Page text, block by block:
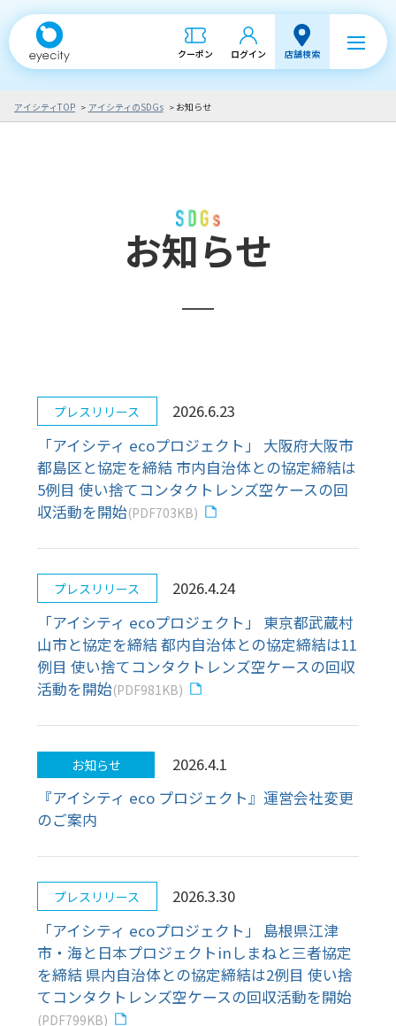
クーポン ログイン 店舗検索
アイシティTOP アイシティのSDGs お知らせ
プレスリリース
2026.4.24
「アイシティ ecoプロジェクト」 東京都武蔵村
山市と協定を締結 都内自治体との協定締結は11
例目 使い捨てコンタクトレンズ空ケースの回収
活動を開始(PDF981KB)
お知らせ 2026.4.1
のご案内
プレスリリース
2026.3.30
「アイシティ ecoプロジェクト」 島根県江津
市・海と日本プロジェクトinしまねと三者協定
を締結 県内自治体との協定締結は2例目 使い捨
(PDF799KB)
2026.3.26
「アイシティ ecoプロジェクト」 茨城県稲敷郡
阿見町と協定を締結 県内自治体との協定締結は
動を開始(PDF858KB)
プレスリリース 2026.2.27
「アイシティ ecoプロジェクト」 大阪府大阪市
浪速区と協定を締結 市内自治体との協定締結は
4例目 使い捨てコンタクトレンズ空ケースの回
収活動を開始(PDF736KB)